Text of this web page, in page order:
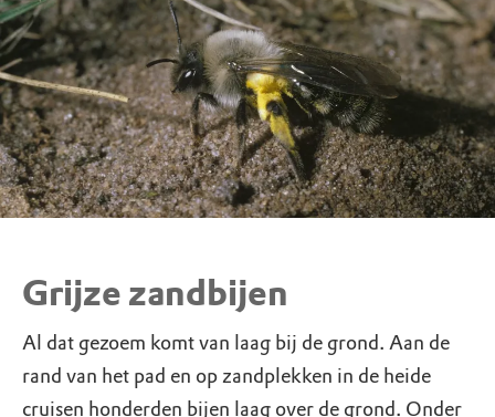
Grijze zandbijen
Al dat gezoem komt van laag bij de grond. Aan de
rand van het pad en op zandplekken in de heide
cruisen honderden bijen laag over de grond. Onder